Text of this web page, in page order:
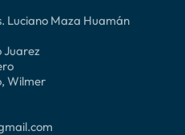
Luciano Maza Huamán
Juarez
Wilmer